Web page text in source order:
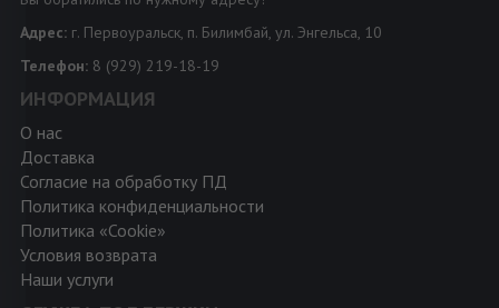
Адрес: г. Первоуральск, п. Билимбай, ул. Энгельса, 10
Телефон: 8 (929) 219-18-19
ИНФОРМАЦИЯ
О нас
Доставка
Согласие на обработку ПД
Политика конфиденциальности
Политика «Cookie»
Условия возврата
Наши услуги